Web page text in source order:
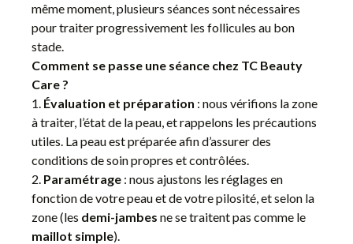
même moment, plusieurs séances sont nécessaires
pour traiter progressivement les follicules au bon
stade.
Comment se passe une séance chez TC Beauty
Care ?
Évaluation et préparation : nous vérifions la zone
à traiter, l’état de la peau, et rappelons les précautions
utiles. La peau est préparée afin d’assurer des
conditions de soin propres et contrôlées.
Paramétrage : nous ajustons les réglages en
fonction de votre peau et de votre pilosité, et selon la
zone (les demi-jambes ne se traitent pas comme le
maillot simple).